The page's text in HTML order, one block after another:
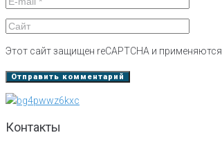
Этот сайт защищен reCAPTCHA и применяются
Контакты